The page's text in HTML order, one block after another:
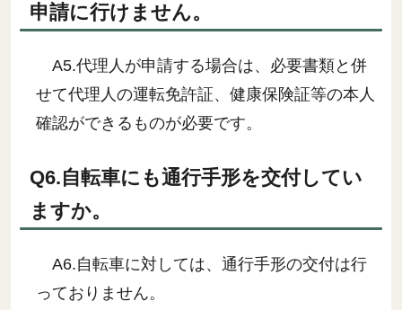
申請に行けません。
A5.代理人が申請する場合は、必要書類と併
せて代理人の運転免許証、健康保険証等の本人
確認ができるものが必要です。
Q6.自転車にも通行手形を交付してい
ますか。
A6.自転車に対しては、通行手形の交付は行
っておりません。